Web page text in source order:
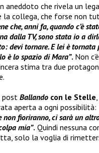
aneddoto che rivela un
collega, che forse non
che, anni fa, quando c’è
dalla TV, sono stata io a
devi tornare. E lei è tornata
è lo spazio di Mara”. Non
stima tra due
Ballando con le Stelle
aperta a ogni possibilità:
non fioriranno, ci sarà un
mia”. Quindi nessuna
solo la voglia di